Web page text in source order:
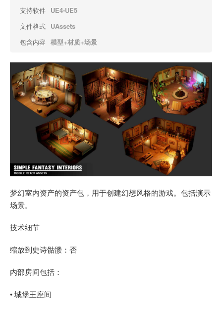
支持软件 UE4-UE5
文件格式 UAssets
包含内容 模型+材质+场景
梦幻室内资产的资产包，用于创建幻想风格的游戏。包括演示
场景。
技术细节
缩放到史诗骷髅：否
内部房间包括：
• 城堡王座间